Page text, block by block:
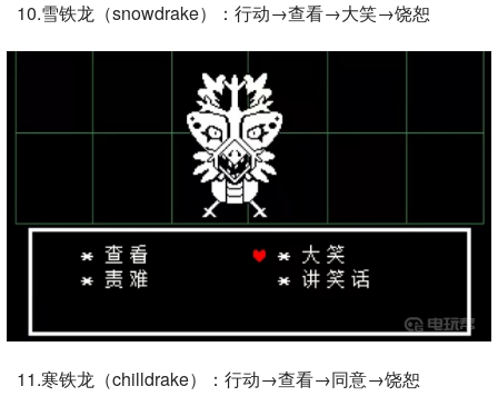
10.雪铁龙（snowdrake）：行动→查看→大笑→饶恕
11.寒铁龙（chilldrake）：行动→查看→同意→饶恕